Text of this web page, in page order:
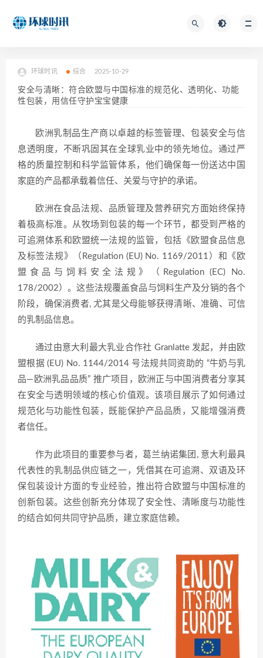
环球时讯 综合 2025-10-29
安全与清晰：符合欧盟与中国标准的规范化、透明化、功能
性包装，用信任守护宝宝健康
欧洲乳制品生产商以卓越的标签管理、包装安全与信
息透明度，不断巩固其在全球乳业中的领先地位。通过严
格的质量控制和科学监管体系，他们确保每一份送达中国
家庭的产品都承载着信任、关爱与守护的承诺。
欧洲在食品法规、品质管理及营养研究方面始终保持
着极高标准。从牧场到包装的每一个环节，都受到严格的
可追溯体系和欧盟统一法规的监管，包括《欧盟食品信息
及标签法规》（Regulation (EU) No. 1169/2011）和《欧
盟食品与饲料安全法规》（Regulation (EC) No.
178/2002）。这些法规覆盖食品与饲料生产及分销的各个
阶段，确保消费者, 尤其是父母能够获得清晰、准确、可信
的乳制品信息。
通过由意大利最大乳业合作社 Granlatte 发起，并由欧
盟根据 (EU) No. 1144/2014 号法规共同资助的 “牛奶与乳
品—欧洲乳品品质” 推广项目，欧洲正与中国消费者分享其
在安全与透明领域的核心价值观。该项目展示了如何通过
规范化与功能性包装，既能保护产品品质，又能增强消费
者信任。
作为此项目的重要参与者，葛兰纳诺集团, 意大利最具
代表性的乳制品供应链之一，凭借其在可追溯、双语及环
保包装设计方面的专业经验，推出符合欧盟与中国标准的
创新包装。这些创新充分体现了安全性、清晰度与功能性
的结合如何共同守护品质，建立家庭信赖。